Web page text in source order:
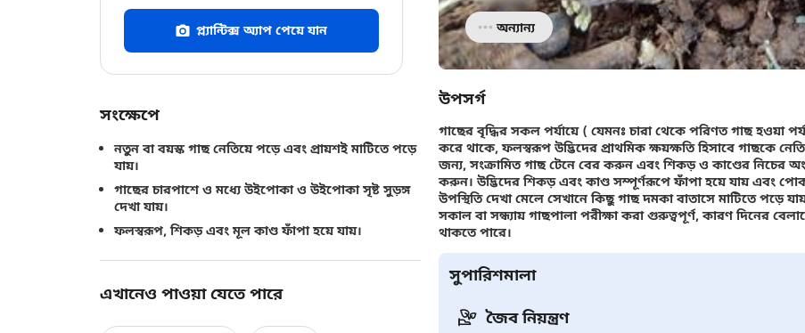
প্ল্যান্টিক্স অ্যাপ পেয়ে যান
সংক্ষেপে
নতুন বা বয়স্ক গাছ নেতিয়ে পড়ে এবং প্রায়শই মাটিতে পড়ে
যায়।
গাছের চারপাশে ও মধ্যে উইপোকা ও উইপোকা সৃষ্ট সুড়ঙ্গ
দেখা যায়।
ফলস্বরূপ, শিকড় এবং মূল কাণ্ড ফাঁপা হয়ে যায়।
এখানেও পাওয়া যেতে পারে
অন্যান্য
উপসর্গ
গাছের বৃদ্ধির সকল পর্যায়ে ( যেমনঃ চারা থেকে পরিণত গাছ হওয়া
করে থাকে, ফলস্বরূপ উদ্ভিদের প্রাথমিক ক্ষয়ক্ষতি হিসাবে গাছকে
জন্য, সংক্রামিত গাছ টেনে বের করুন এবং শিকড় ও কাণ্ডের নিচের
করুন। উদ্ভিদের শিকড় এবং কাণ্ড সম্পূর্ণরূপে ফাঁপা হয়ে যায় এবং
উপস্থিতি দেখা মেলে সেখানে কিছু গাছ দমকা বাতাসে মাটিতে পড়ে
সকাল বা সন্ধ্যায় গাছপালা পরীক্ষা করা গুরুত্বপূর্ণ, কারণ দিনের
থাকতে পারে।
সুপারিশমালা
জৈব নিয়ন্ত্রণ